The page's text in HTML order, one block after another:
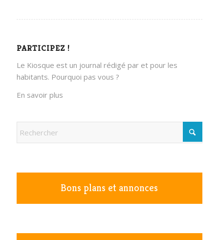
PARTICIPEZ !
Le Kiosque est un journal rédigé par et pour les
habitants. Pourquoi pas vous ?
En savoir plus
Bons plans et annonces